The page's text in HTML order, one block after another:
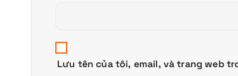
Lưu tên của tôi, email, và trang web